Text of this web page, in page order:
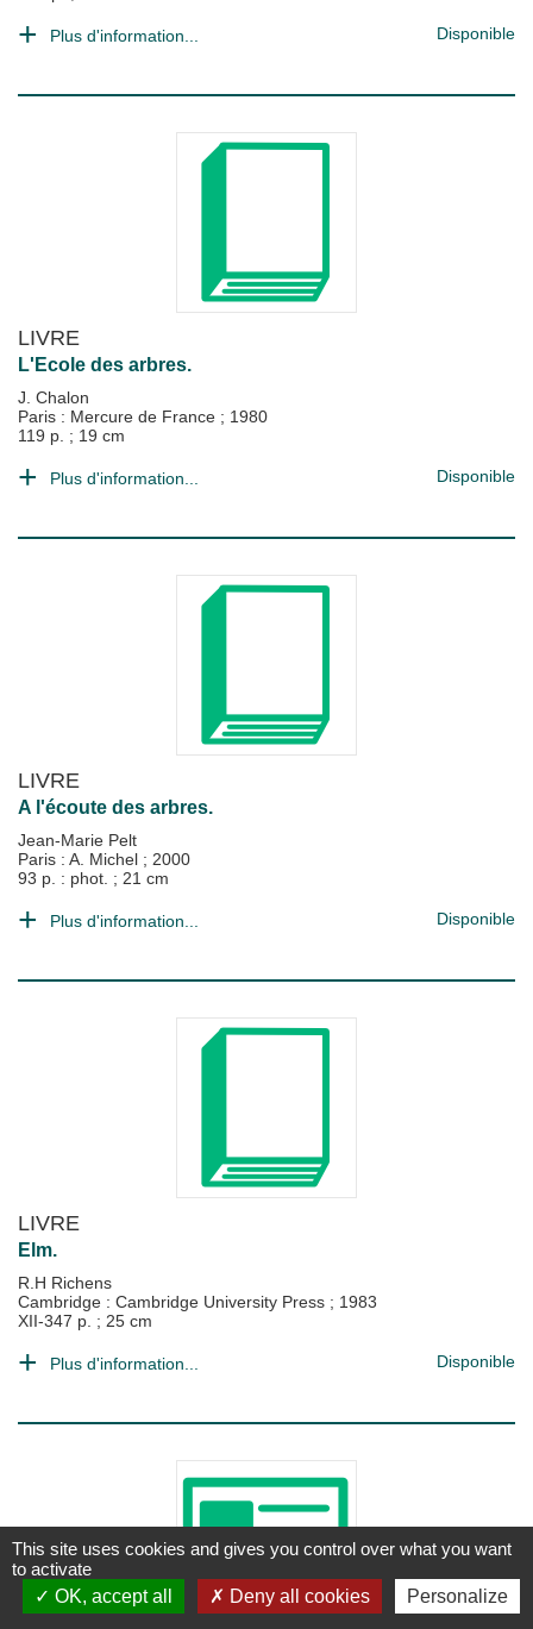
Plus d'information... Disponible
LIVRE
L'Ecole des arbres.
J. Chalon
Paris : Mercure de France ; 1980
119 p. ; 19 cm
Plus d'information... Disponible
LIVRE
A l'écoute des arbres.
Jean-Marie Pelt
Paris : A. Michel ; 2000
93 p. : phot. ; 21 cm
Plus d'information... Disponible
LIVRE
Elm.
R.H Richens
Cambridge : Cambridge University Press ; 1983
XII-347 p. ; 25 cm
Plus d'information... Disponible
This site uses cookies and gives you control over what you want
to activate
OK, accept all
Deny all cookies Personalize